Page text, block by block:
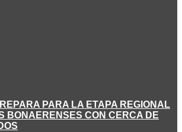
PARA LA ETAPA REGIONAL
BONAERENSES CON CERCA DE